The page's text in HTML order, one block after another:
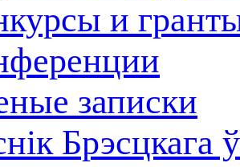
и
записки
Брэсцкага